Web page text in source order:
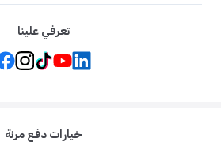
تعرفي علينا
خيارات دفع مرنة